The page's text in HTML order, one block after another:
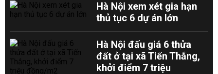
Hà Nội xem xét gia hạn
thủ tục 6 dự án lớn
Hà Nội đấu giá 6 thửa
đất ở tại xã Tiến Thắng,
khởi điểm 7 triệu